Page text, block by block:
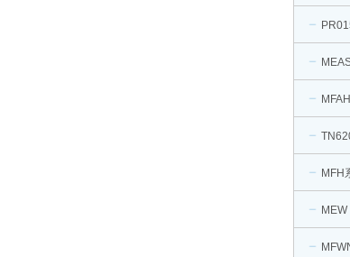
MFAH
MFH
MEW